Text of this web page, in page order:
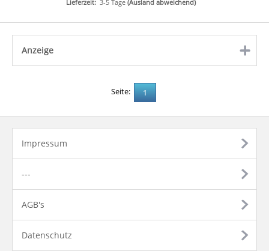
Lieferzeit: 3-5 Tage (Ausland abweichend)
Anzeige
Seite: 1
Impressum
---
AGB's
Datenschutz